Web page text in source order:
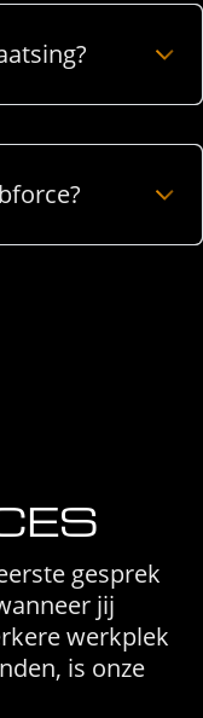
gesprek
jij
werkplek
is onze